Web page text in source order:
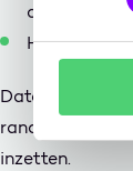
opnieuw
Hoe
Data
inzetten.